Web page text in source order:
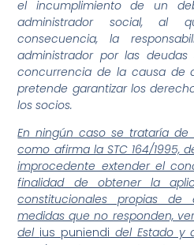
el incumplimiento de un
administrador social, al
consecuencia, la
administrador por las
concurrencia de la causa de
pretende garantizar los
los socios.
En ningún caso se trataría
como afirma la STC 164/1995,
improcedente extender el
finalidad de obtener la
constitucionales propias
medidas que no responden,
del ius puniendi del Estado y